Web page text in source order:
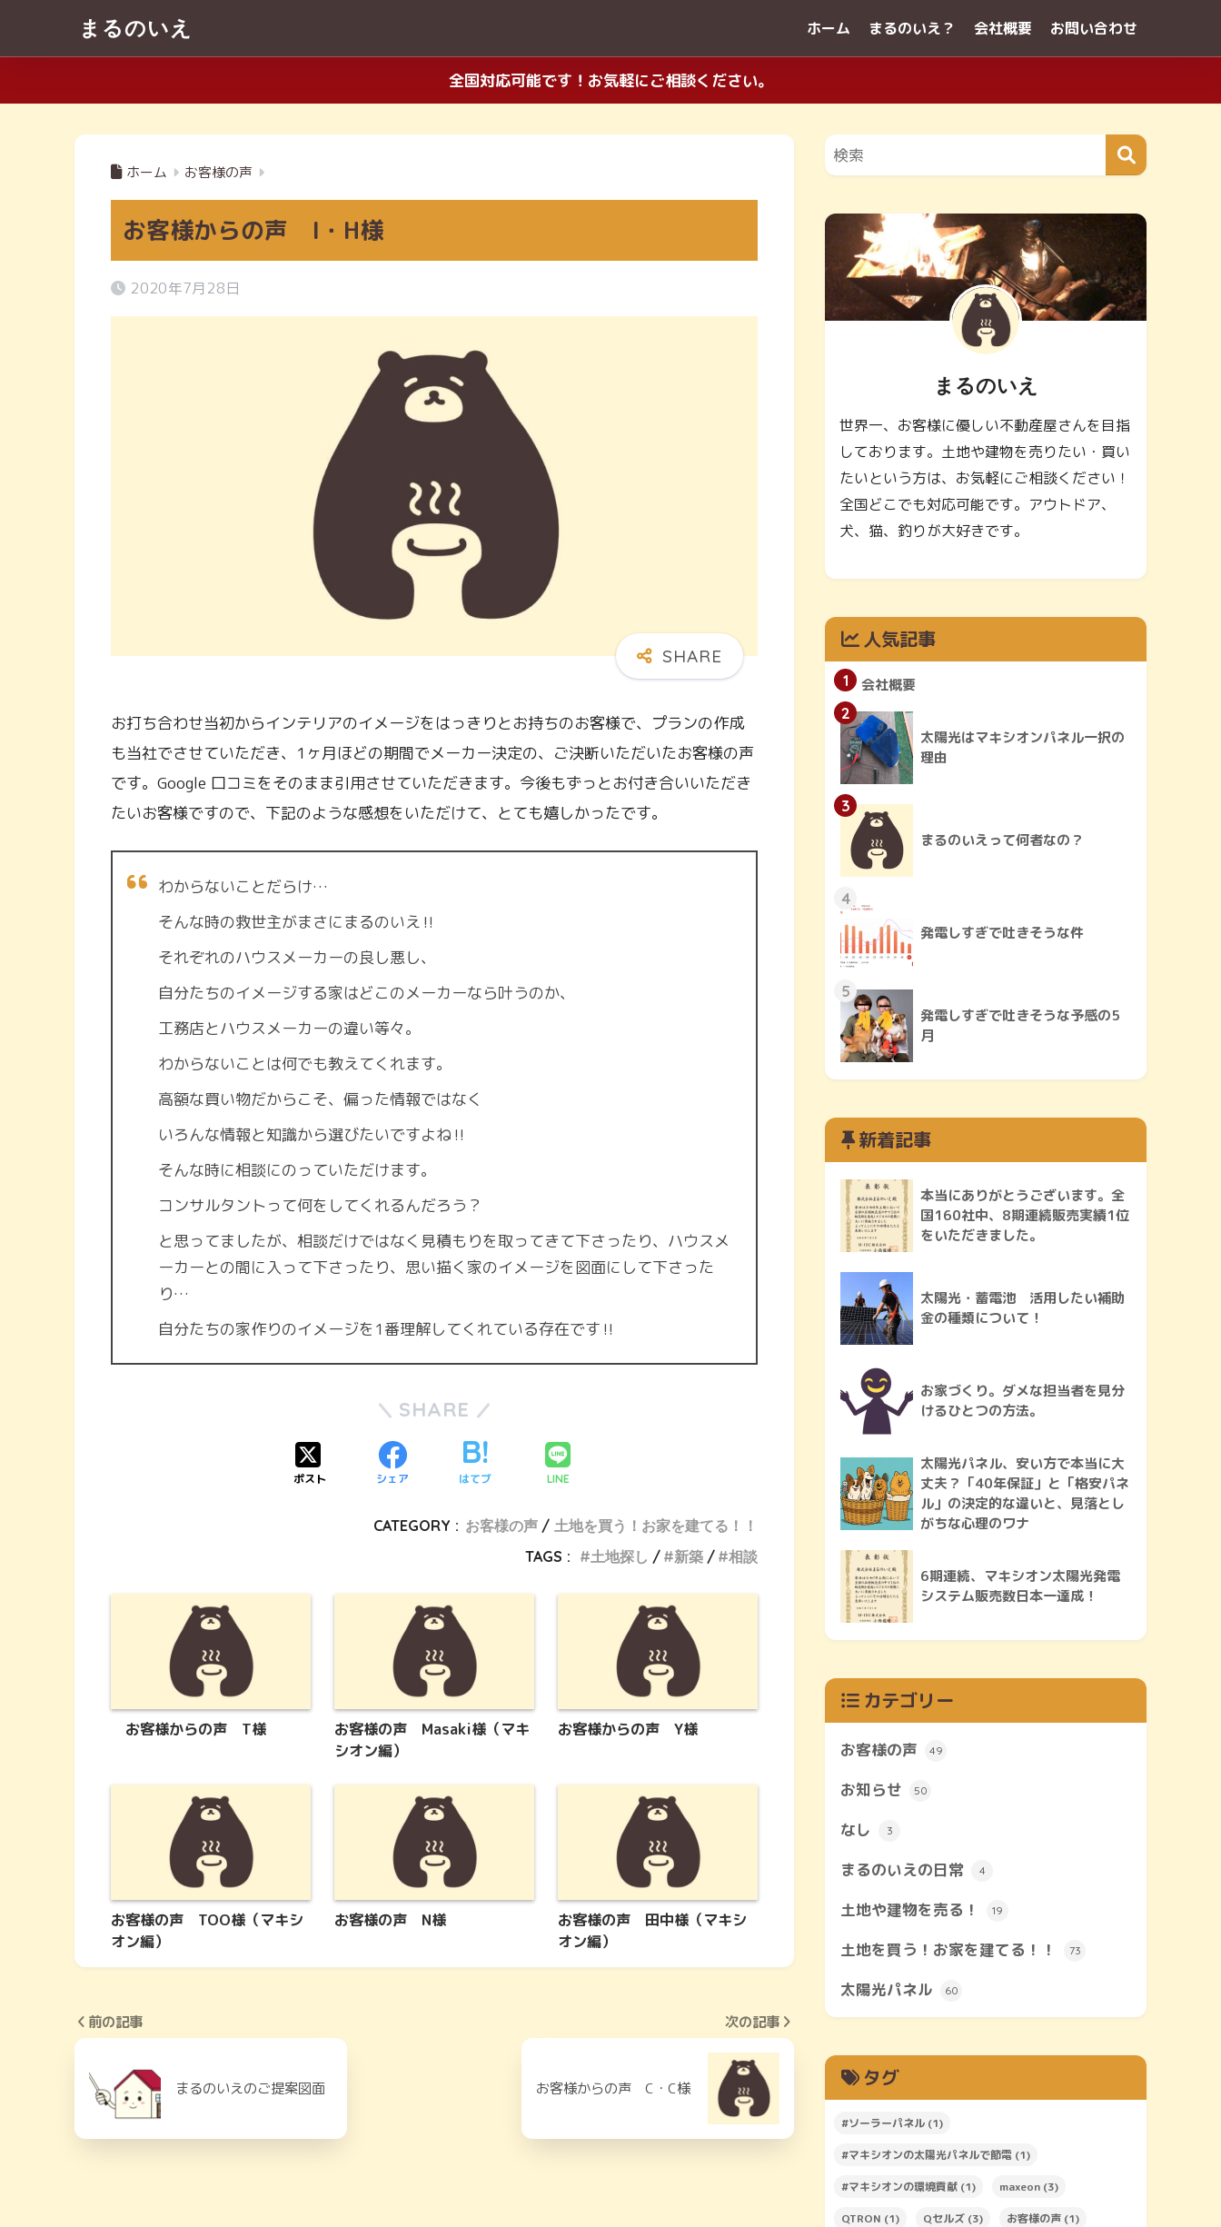
まるのいえ ホーム まるのいえ？ 会社概要 お問い合わせ
全国対応可能です！お気軽にご相談ください。
ホーム お客様の声
お客様からの声 I・H様
2020年7月28日
お打ち合わせ当初からインテリアのイメージをはっきりとお持ちのお客様で、プランの作成
も当社でさせていただき、1ヶ月ほどの期間でメーカー決定の、ご決断いただいたお客様の声
です。Google 口コミをそのまま引用させていただきます。今後もずっとお付き合いいただき
たいお客様ですので、下記のような感想をいただけて、とても嬉しかったです。
わからないことだらけ…
そんな時の救世主がまさにまるのいえ‼︎
それぞれのハウスメーカーの良し悪し、
自分たちのイメージする家はどこのメーカーなら叶うのか、
工務店とハウスメーカーの違い等々。
わからないことは何でも教えてくれます。
高額な買い物だからこそ、偏った情報ではなく
いろんな情報と知識から選びたいですよね‼︎
そんな時に相談にのっていただけます。
コンサルタントって何をしてくれるんだろう？
と思ってましたが、相談だけではなく見積もりを取ってきて下さったり、ハウスメ
ーカーとの間に入って下さったり、思い描く家のイメージを図面にして下さった
り…
自分たちの家作りのイメージを1番理解してくれている存在です‼︎
SHARE
ポスト シェア はてブ LINE
CATEGORY : お客様の声
土地を買う！お家を建てる！！
TAGS :
土地探し 新築 相談
お客様からの声 T様
お客様の声 Masaki様（マキ
シオン編）
お客様からの声 Y様
お客様の声 TOO様（マキシ
オン編）
お客様の声 N様
お客様の声 田中様（マキシ
オン編）
前の記事
まるのいえのご提案図面
次の記事
お客様からの声 C・C様
まるのいえ
世界一、お客様に優しい不動産屋さんを目指
しております。土地や建物を売りたい・買い
たいという方は、お気軽にご相談ください！
全国どこでも対応可能です。アウトドア、
犬、猫、釣りが大好きです。
人気記事
1
会社概要
2
太陽光はマキシオンパネル一択の
理由
3
まるのいえって何者なの？
4
発電しすぎで吐きそうな件
5
発電しすぎで吐きそうな予感の5
月
新着記事
本当にありがとうございます。全
国160社中、8期連続販売実績1位
をいただきました。
太陽光・蓄電池 活用したい補助
金の種類について！
お家づくり。ダメな担当者を見分
けるひとつの方法。
太陽光パネル、安い方で本当に大
丈夫？「40年保証」と「格安パネ
ル」の決定的な違いと、見落とし
がちな心理のワナ
6期連続、マキシオン太陽光発電
システム販売数日本一達成！
カテゴリー
お客様の声 49
お知らせ 50
なし 3
まるのいえの日常 4
土地や建物を売る！ 19
土地を買う！お家を建てる！！ 73
太陽光パネル 60
タグ
#ソーラーパネル (1)
#マキシオンの太陽光パネルで節電 (1)
#マキシオンの環境貢献 (1) maxeon (3)
QTRON (1) Qセルズ (3) お客様の声 (1)